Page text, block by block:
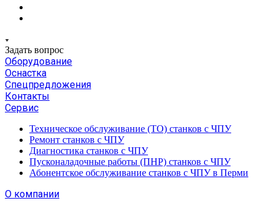
Задать вопрос
Оборудование
Оснастка
Спецпредложения
Контакты
Сервис
Техническое обслуживание (ТО) станков с ЧПУ
Ремонт станков с ЧПУ
Диагностика станков с ЧПУ
Пусконаладочные работы (ПНР) станков с ЧПУ
Абонентское обслуживание станков с ЧПУ в Перми
О компании